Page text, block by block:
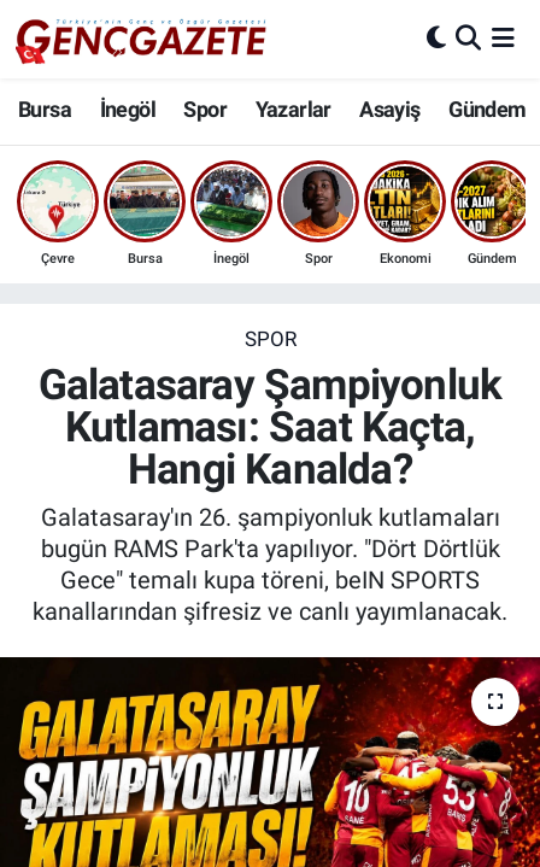
Bursa İnegöl Spor Yazarlar Asayiş Gündem
Çevre Bursa İnegöl Spor Ekonomi Gündem
SPOR
Galatasaray Şampiyonluk
Kutlaması: Saat Kaçta,
Hangi Kanalda?
Galatasaray'ın 26. şampiyonluk kutlamaları
bugün RAMS Park'ta yapılıyor. "Dört Dörtlük
Gece" temalı kupa töreni, beIN SPORTS
kanallarından şifresiz ve canlı yayımlanacak.
Bursa
İnegöl
3.SAYFA
Ekonomi
Güncel
İnanç
Kadın & Aile
Sağlık
Siyaset
Teknoloji
Nöbetçi Eczaneler
Hava Durumu
Trafik Durumu
Son Dakika Haberleri
Haber Arşivi